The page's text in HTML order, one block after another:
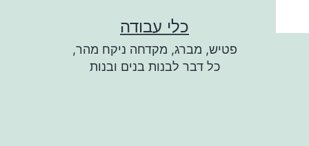
לתוכן
כלי עבודה
פטיש, מברג, מקדחה ניקח מהר,
כל דבר לבנות בנים ובנות